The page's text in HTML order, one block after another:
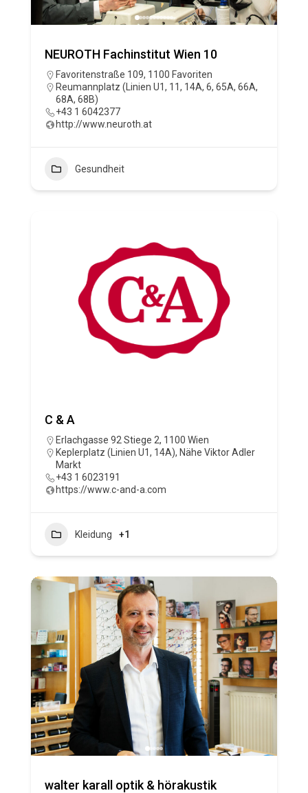
NEUROTH Fachinstitut Wien 10
Favoritenstraße 109, 1100 Favoriten
Reumannplatz (Linien U1, 11, 14A, 6, 65A, 66A,
68A, 68B)
+43 1 6042377
http://www.neuroth.at
Gesundheit
C & A
Erlachgasse 92 Stiege 2, 1100 Wien
Keplerplatz (Linien U1, 14A), Nähe Viktor Adler
Markt
+43 1 6023191
https://www.c-and-a.com
Kleidung +1
walter karall optik & hörakustik